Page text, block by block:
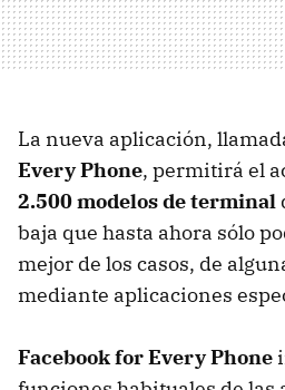
La nueva aplicación,
Every Phone, permitirá el
2.500 modelos de terminal
baja que hasta ahora sólo
mejor de los casos, de
mediante aplicaciones
Facebook for Every Phone